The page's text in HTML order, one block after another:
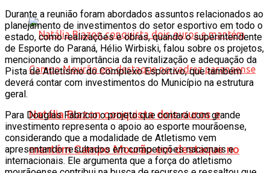
Natália Biazon conquista dois ouros e
mantém Campo Mourão em destaque no
Durante a reunião foram abordados assuntos relacionados ao
planejamento de investimentos do setor esportivo em todo o
estado, como realizações e obras, quando o superintendente
de Esporte do Paraná, Hélio Wirbiski, falou sobre os projetos,
mencionando a importância da revitalização e adequação da
Pista de Atletismo do Complexo Esportivo, que também
deverá contar com investimentos do Município na estrutura
geral.
Para Douglas Fabrício o projeto que contará com grande
investimento representa o apoio ao esporte mourãoense,
considerando que a modalidade de Atletismo vem
apresentando resultados em competições nacionais e
internacionais. Ele argumenta que a força do atletismo